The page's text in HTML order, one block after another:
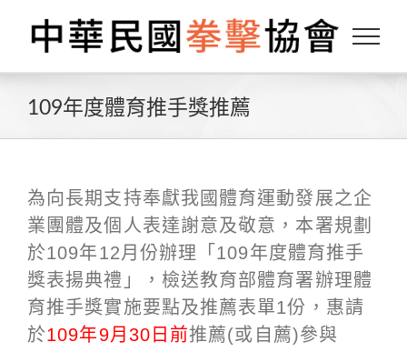
content
109年度體育推手獎推薦
為向長期支持奉獻我國體育運動發展之企
業團體及個人表達謝意及敬意，本署規劃
於109年12月份辦理「109年度體育推手
獎表揚典禮」，檢送教育部體育署辦理體
育推手獎實施要點及推薦表單1份，惠請
於109年9月30日前推薦(或 自薦)參與